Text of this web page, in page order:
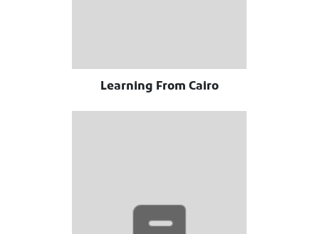
Learning From Cairo